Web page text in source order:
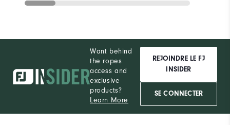
Want behind
the ropes
access and
exclusive
products?
Learn More
REJOINDRE LE FJ
INSIDER
SE CONNECTER